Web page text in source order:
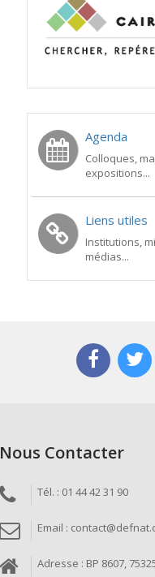
Agenda
Colloques,
expositions...
Liens utiles
Institutions,
médias...
Nous Contacter
Tél. : 01 44 42 31 90
Email :
Adresse : BP 8607,